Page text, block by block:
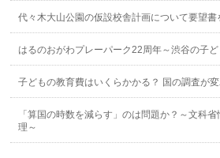
代々木大山公園の仮設校舎計画について要望書
はるのおがわプレーパーク22周年～渋谷の子
子どもの教育費はいくらかかる？ 国の調査が
「算国の時数を減らす」のは問題か？～文科
理～